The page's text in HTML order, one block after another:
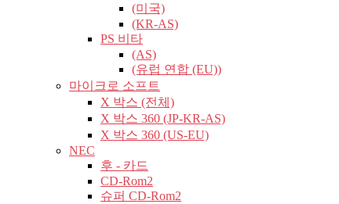
(미국)
(KR-AS)
PS 비타
(AS)
(유럽​​ 연합 (EU))
마이크로 소프트
X 박스 (전체)
X 박스 360 (JP-KR-AS)
X 박스 360 (US-EU)
NEC
후 - 카드
CD-Rom2
슈퍼 CD-Rom2